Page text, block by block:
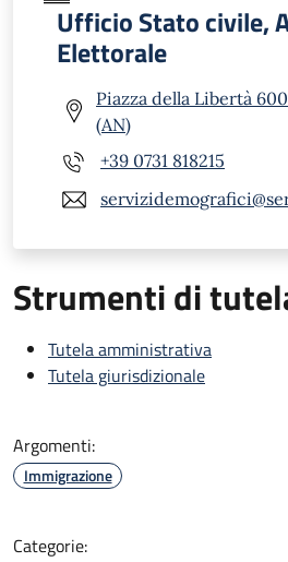
Ufficio Stato civile,
Elettorale
Piazza della Libertà
(AN)
+39 0731 818215
Strumenti di
Tutela amministrativa
Tutela giurisdizionale
Argomenti:
Immigrazione
Categorie: